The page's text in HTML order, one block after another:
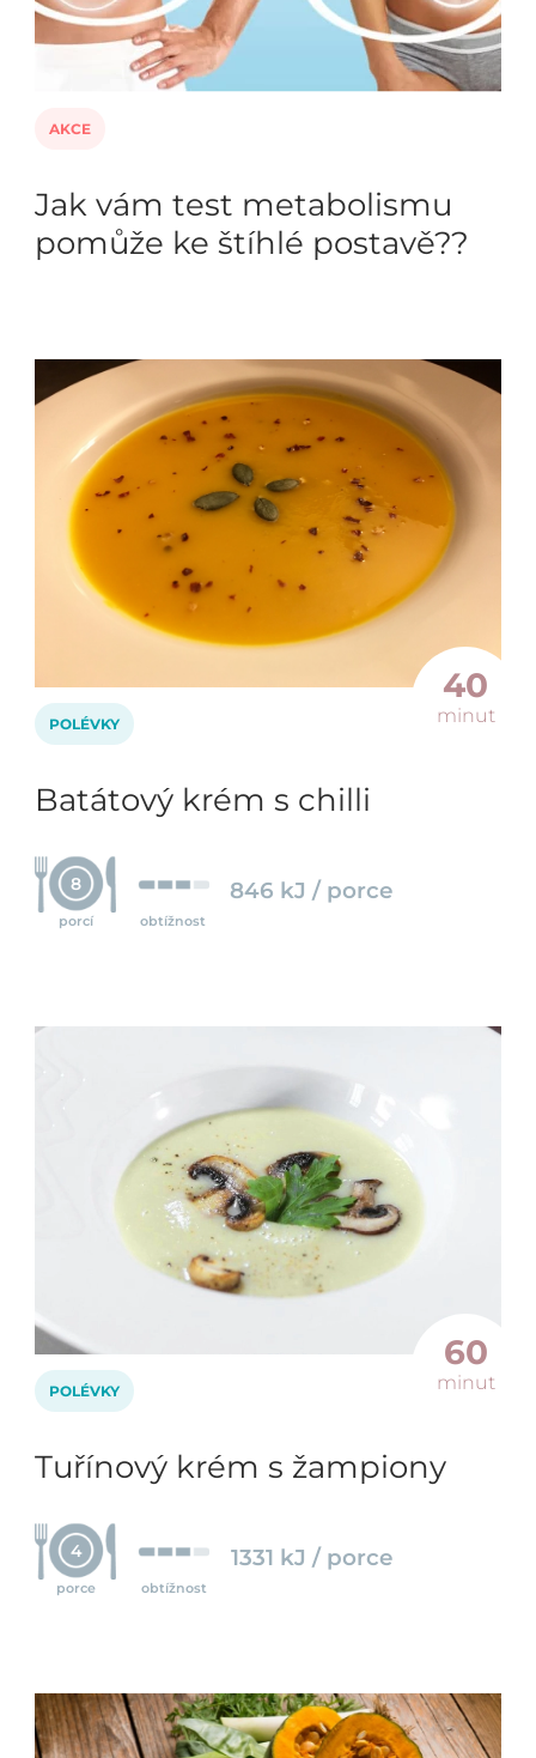
AKCE
Jak vám test metabolismu
pomůže ke štíhlé postavě??
40
minut
POLÉVKY
Batátový krém s chilli
8
porcí obtížnost
846 kJ / porce
60
minut
POLÉVKY
Tuřínový krém s žampiony
4
porce obtížnost
1331 kJ / porce